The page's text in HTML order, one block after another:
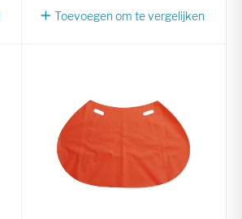
Toevoegen om te vergelijken